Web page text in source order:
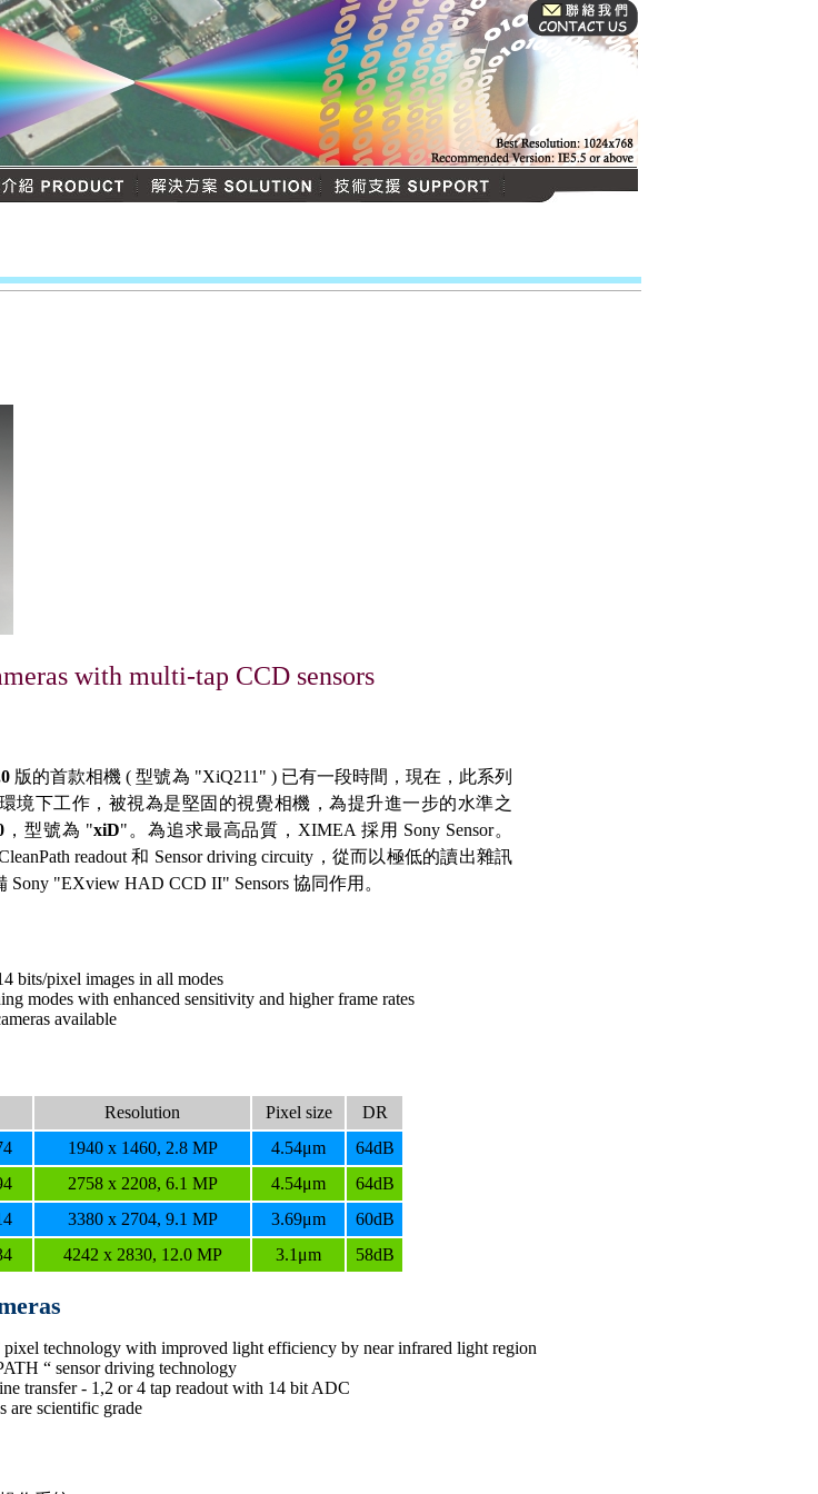
with multi-tap CCD sensors
版的首款相機 ( 型號為 "XiQ211" ) 已有一段時間，現在，此系列
境下工作，被視為是堅固的視覺相機，為提升進一步的水準之
，型號為 "xiD"。為追求最高品質，XIMEA 採用 Sony Sensor。
readout 和 Sensor driving circuity，從而以極低的讀出雜訊
"EXview HAD CCD II" Sensors 協同作用。
bits/pixel images in all modes
modes with enhanced sensitivity and higher frame rates
available
Resolution Pixel size
DR
1940 x 1460, 2.8 MP 4.54μm
64dB
2758 x 2208, 6.1 MP 4.54μm
64dB
3380 x 2704, 9.1 MP 3.69μm
60dB
4242 x 2830, 12.0 MP 3.1μm 58dB
technology with improved light efficiency by near infrared light region
“ sensor driving technology
transfer - 1,2 or 4 tap readout with 14 bit ADC
are scientific grade